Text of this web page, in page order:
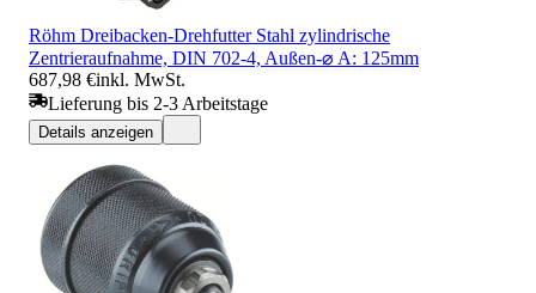
Röhm Dreibacken-Drehfutter Stahl zylindrische
Zentrieraufnahme, DIN 702-4, Außen-⌀ A: 125mm
687,98 €inkl. MwSt.
Lieferung bis 2-3 Arbeitstage
Details anzeigen